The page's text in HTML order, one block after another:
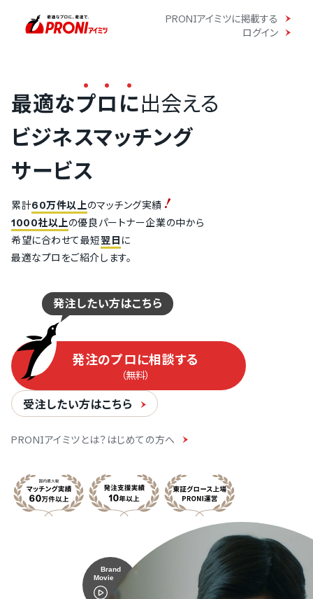
ログイン
PRONIアイミツに掲載する
最適なプロ に出会える
ビジネスマッチング
サービス
累計60万件以上のマッチング実績
1000社以上の優良パートナー企業の中から
希望に合わせて最短翌日 に
最適なプロをご紹介します。
発注したい方はこちら
発注のプロに相談する
（無料）
受注したい方はこちら
PRONIアイミツとは？はじめての方へ
Brand
Movie